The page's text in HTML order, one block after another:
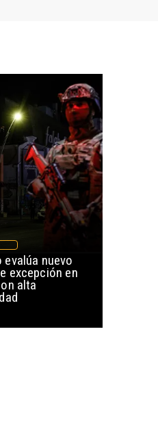
evalúa nuevo
excepción en
alta